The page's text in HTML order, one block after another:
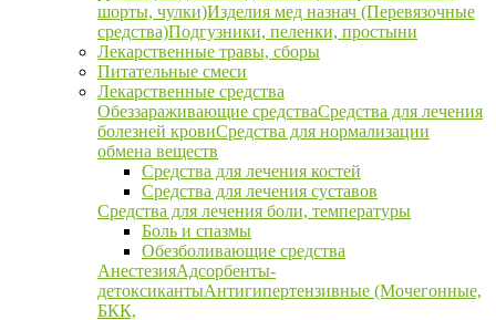
шорты, чулки)Изделия мед назнач (Перевязочные
средства)Подгузники, пеленки, простыни
Лекарственные травы, сборы
Питательные смеси
Лекарственные средства
Обеззараживающие средстваСредства для лечения
болезней кровиСредства для нормализации
обмена веществ
Средства для лечения костей
Средства для лечения суставов
Средства для лечения боли, температуры
Боль и спазмы
Обезболивающие средства
АнестезияАдсорбенты-
детоксикантыАнтигипертензивные (Мочегонные,
БКК,